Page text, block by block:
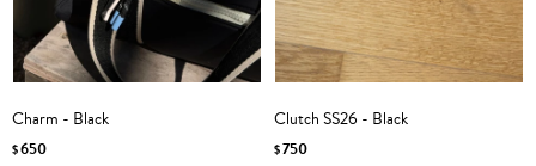
Charm - Black
$650
Clutch SS26 - Black
$750